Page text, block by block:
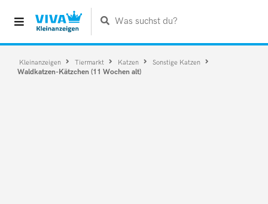
Was suchst du?
Kleinanzeigen Tiermarkt Katzen Sonstige Katzen
Waldkatzen-Kätzchen (11 Wochen alt)